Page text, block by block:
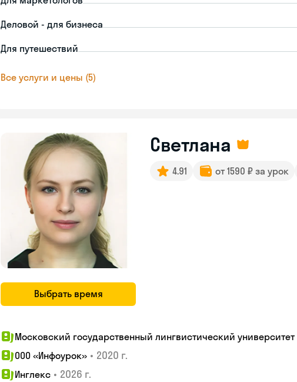
Деловой - для бизнеса
Для путешествий
Все услуги и цены (5)
Выбрать время
Светлана
4.91 от 1590 ₽ за урок
Московский государственный лингвистический университет
ООО «Инфоурок» • 2020 г.
Инглекс • 2026 г.